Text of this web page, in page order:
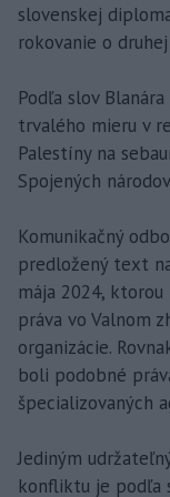
slovenskej
rokovanie o
Podľa slov
trvalého mieru v
Palestíny na
Spojených
Komunikačný
predložený text
mája 2024,
práva vo Valnom
organizácie.
boli podobné
špecializovaných
Jediným
konfliktu je podľa